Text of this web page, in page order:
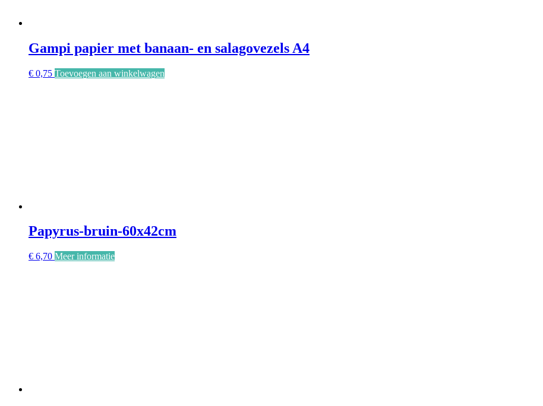
Gampi papier met banaan- en salagovezels A4
€ 0,75 Toevoegen aan winkelwagen
Papyrus-bruin-60x42cm
€ 6,70 Meer informatie